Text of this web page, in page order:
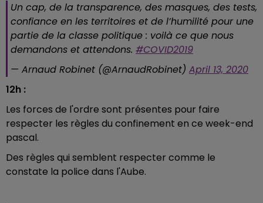
Un cap, de la transparence, des masques, des tests,
confiance en les territoires et de l’humilité pour une
partie de la classe politique : voilà ce que nous
demandons et attendons. #COVID2019
— Arnaud Robinet (@ArnaudRobinet) April 13, 2020
12h :
Les forces de l'ordre sont présentes pour faire
respecter les règles du confinement en ce week-end
pascal.
Des règles qui semblent respecter comme le
constate la police dans l'Aube.